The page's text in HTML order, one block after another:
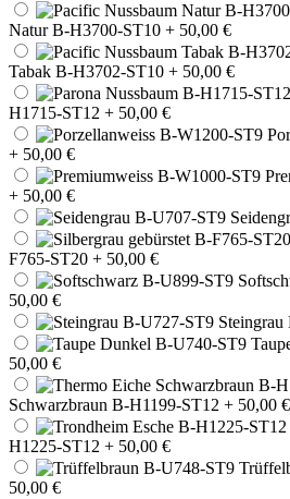
Natur B-H3700-ST10 + 50,00 €
Tabak B-H3702-ST10 + 50,00 €
H1715-ST12 + 50,00 €
+ 50,00 €
+ 50,00 €
F765-ST20 + 50,00 €
50,00 €
50,00 €
Schwarzbraun B-H1199-ST12 + 50,00 €
H1225-ST12 + 50,00 €
50,00 €